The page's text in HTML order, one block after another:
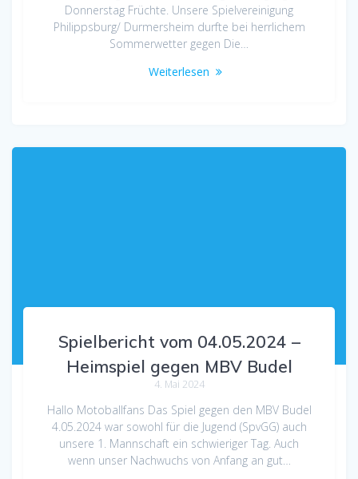
Donnerstag Früchte. Unsere Spielvereinigung
Philippsburg/ Durmersheim durfte bei herrlichem
Sommerwetter gegen Die…
Weiterlesen
Spielbericht vom 04.05.2024 –
Heimspiel gegen MBV Budel
4. Mai 2024
Hallo Motoballfans Das Spiel gegen den MBV Budel
4.05.2024 war sowohl für die Jugend (SpvGG) auch
unsere 1. Mannschaft ein schwieriger Tag. Auch
wenn unser Nachwuchs von Anfang an gut…